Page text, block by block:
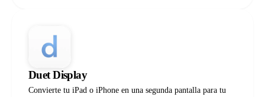
Duet Display
Convierte tu iPad o iPhone en una segunda pantalla para tu